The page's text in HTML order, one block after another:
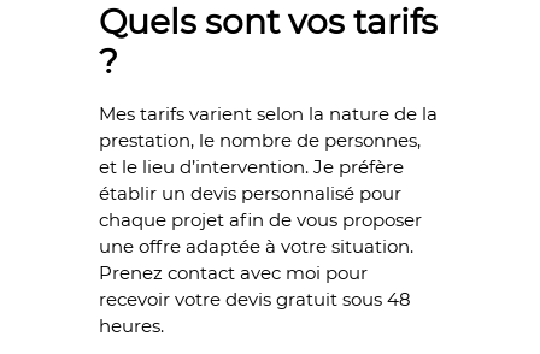
Quels sont vos tarifs
?
Mes tarifs varient selon la nature de la
prestation, le nombre de personnes,
et le lieu d’intervention. Je préfère
établir un devis personnalisé pour
chaque projet afin de vous proposer
une offre adaptée à votre situation.
Prenez contact avec moi pour
recevoir votre devis gratuit sous 48
heures.